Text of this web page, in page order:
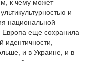
к чему может
и
национальной
Европа еще сохранила
идентичности,
и в Украине, и в